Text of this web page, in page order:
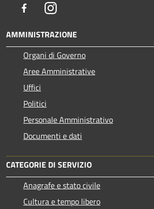
FacebookInstagram
AMMINISTRAZIONE
Organi di Governo
Aree Amministrative
Uffici
Politici
Personale Amministrativo
Documenti e dati
CATEGORIE DI SERVIZIO
Anagrafe e stato civile
Cultura e tempo libero